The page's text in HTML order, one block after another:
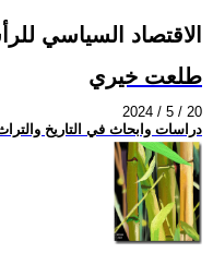
الاقتصاد السياسي
طلعت خيري
2024 / 5 / 20
دراسات وابحاث في التاريخ